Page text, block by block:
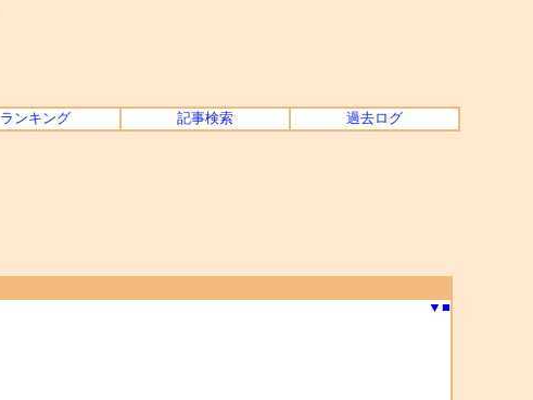
ランキング 記事検索 過去ログ
▼ ■